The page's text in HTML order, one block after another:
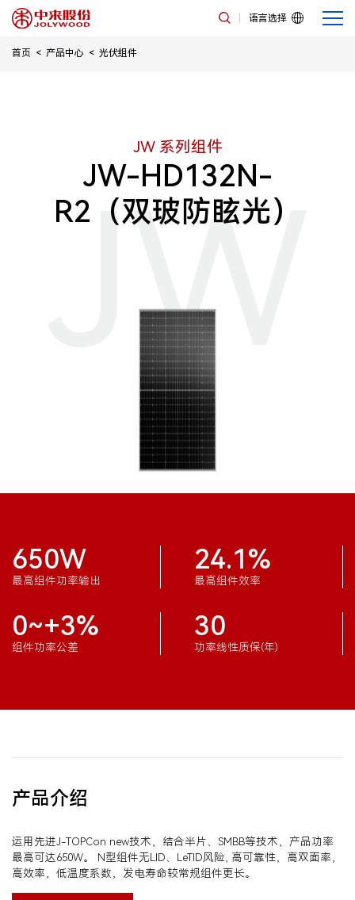
语言选择
首页 产品中心 光伏组件
JW 系列组件
JW-HD132N-
R2（双玻防眩光）
JW
650W
最高组件功率输出
24.1%
最高组件效率
0~+3%
组件功率公差
30
功率线性质保(年)
产品介绍
运用先进J-TOPCon new技术，结合半片、SMBB等技术，产品功率
最高可达650W。 N型组件无LID、LeTID风险, 高可靠性，高双面率，
高效率，低温度系数，发电寿命较常规组件更长。